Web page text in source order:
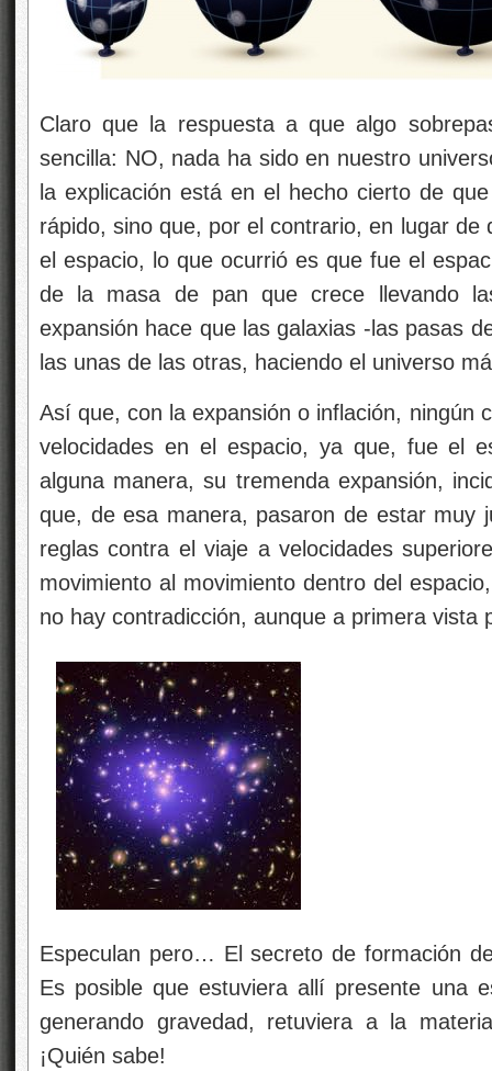
Claro que la respuesta a que algo
sencilla: NO, nada ha sido en nuestro
la explicación está en el hecho cierto de
rápido, sino que, por el contrario, en lugar
el espacio, lo que ocurrió es que fue el
de la masa de pan que crece llevando
expansión hace que las galaxias -las pasas
las unas de las otras, haciendo el universo
Así que, con la expansión o inflación, ningún
velocidades en el espacio, ya que, fue el
alguna manera, su tremenda expansión,
que, de esa manera, pasaron de estar muy
reglas contra el viaje a velocidades
movimiento al movimiento dentro del
no hay contradicción, aunque a primera vista
Especulan pero… El secreto de formación
Es posible que estuviera allí presente una
generando gravedad, retuviera a la
¡Quién sabe!